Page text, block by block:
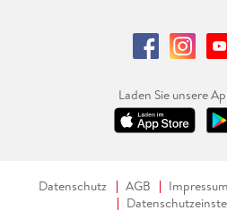
Laden Sie unsere
Datenschutz AGB Impressum